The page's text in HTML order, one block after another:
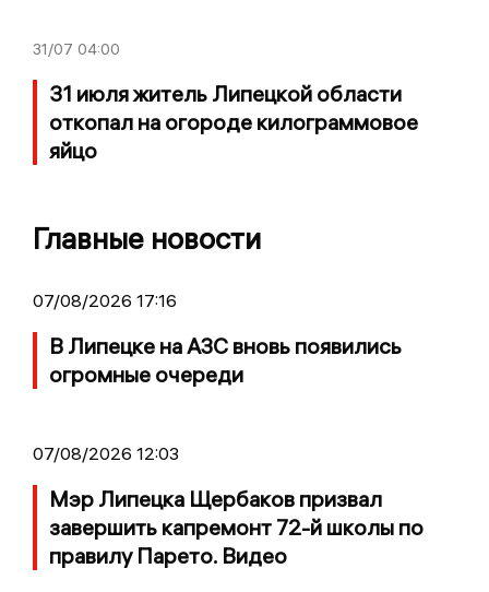
31/07 04:00
31 июля житель Липецкой области
откопал на огороде килограммовое
яйцо
Главные новости
07/08/2026 17:16
В Липецке на АЗС вновь появились
огромные очереди
07/08/2026 12:03
Мэр Липецка Щербаков призвал
завершить капремонт 72-й школы по
правилу Парето. Видео